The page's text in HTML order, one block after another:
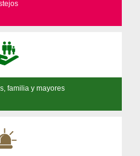
familia y mayores